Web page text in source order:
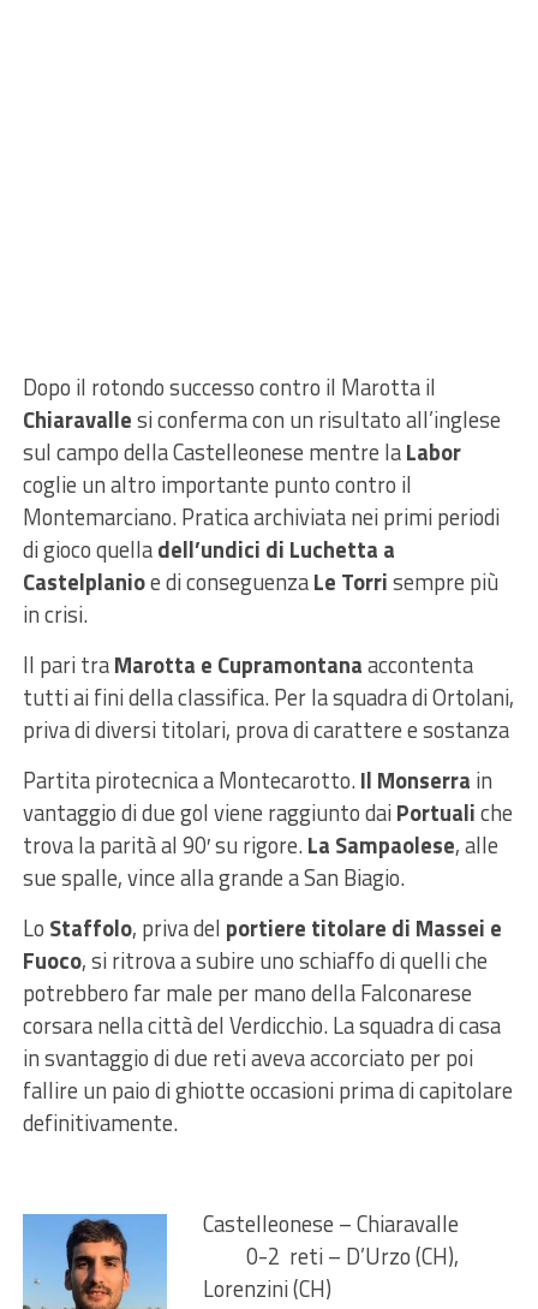
Dopo il rotondo successo contro il Marotta il
Chiaravallesi conferma con un risultato all’inglese
sul campo della Castelleonese mentre laLabor
coglie un altro importante punto contro il
Montemarciano. Pratica archiviata nei primi periodi
di gioco quelladell’undici di Luchetta a
Castelplanioe di conseguenzaLe Torrisempre più
in crisi.
Il pari traMarotta e Cupramontanaaccontenta
tutti ai fini della classifica. Per la squadra di Ortolani,
priva di diversi titolari, prova di carattere e sostanza
Partita pirotecnica a Montecarotto.Il Monserra in
vantaggio di due gol viene raggiunto daiPortualiche
trova la parità al 90′ su rigore.La Sampaolese, alle
sue spalle, vince alla grande a San Biagio.
Lo Staffolo, priva del portiere titolare di Massei e
Fuoco, si ritrova a subire uno schiaffo di quelli che
potrebbero far male per mano della Falconarese
corsara nella città del Verdicchio. La squadra di casa
in svantaggio di due reti aveva accorciato per poi
fallire un paio di ghiotte occasioni prima di capitolare
definitivamente.
Castelleonese – Chiaravalle
0-2 reti – D’Urzo (CH),
Lorenzini (CH)